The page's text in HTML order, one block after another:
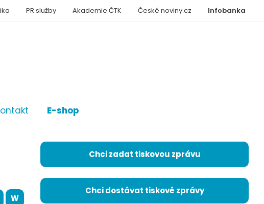
E-shop
Infobanka
PR služby Akademie ČTK České noviny.cz
W
Chci zadat tiskovou zprávu
Chci dostávat tiskové zprávy